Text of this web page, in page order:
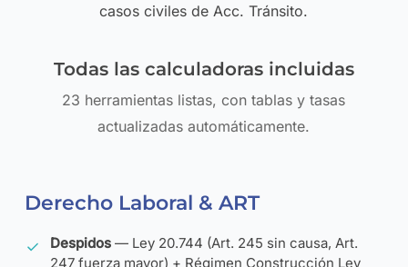
casos civiles de Acc. Tránsito.
Todas las calculadoras incluidas
23 herramientas listas, con tablas y tasas
actualizadas automáticamente.
Derecho Laboral & ART
Despidos— Ley 20.744 (Art. 245 sin causa, Art.
247 fuerza mayor) + Régimen Construcción Ley